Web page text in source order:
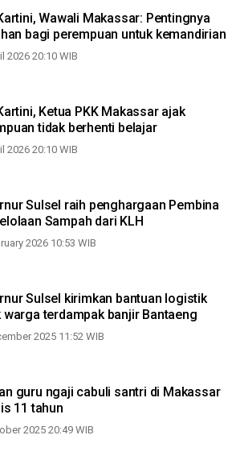
Wawali Makassar: Pentingnya
bagi perempuan untuk kemandirian
2026 20:10 WIB
Ketua PKK Makassar ajak
tidak berhenti belajar
2026 20:10 WIB
Sulsel raih penghargaan Pembina
Sampah dari KLH
2026 10:53 WIB
Sulsel kirimkan bantuan logistik
warga terdampak banjir Bantaeng
2025 11:52 WIB
guru ngaji cabuli santri di Makassar
11 tahun
2025 20:49 WIB